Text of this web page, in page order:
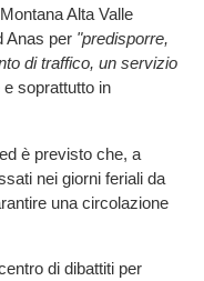
Alta Valle
Anas per "predisporre,
di traffico, un servizio
e soprattutto in
è previsto che, a
nei giorni feriali da
una circolazione
di dibattiti per